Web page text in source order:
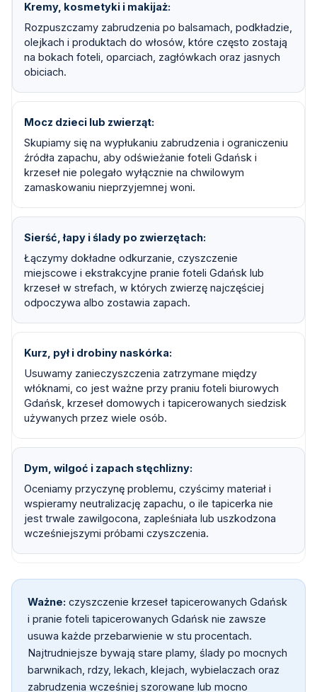
Kremy, kosmetyki i makijaż
Rozpuszczamy zabrudzenia po balsamach, podkładzie,
olejkach i produktach do włosów, które często zostają
na bokach foteli, oparciach, zagłówkach oraz jasnych
obiciach.
Mocz dzieci lub zwierząt
Skupiamy się na wypłukaniu zabrudzenia i ograniczeniu
źródła zapachu, aby odświeżanie foteli Gdańsk i
krzeseł nie polegało wyłącznie na chwilowym
zamaskowaniu nieprzyjemnej woni.
Sierść, łapy i ślady po zwierzętach
Łączymy dokładne odkurzanie, czyszczenie
miejscowe i ekstrakcyjne pranie foteli Gdańsk lub
krzeseł w strefach, w których zwierzę najczęściej
odpoczywa albo zostawia zapach.
Kurz, pył i drobiny naskórka
Usuwamy zanieczyszczenia zatrzymane między
włóknami, co jest ważne przy praniu foteli biurowych
Gdańsk, krzeseł domowych i tapicerowanych siedzisk
używanych przez wiele osób.
Dym, wilgoć i zapach stęchlizny
Oceniamy przyczynę problemu, czyścimy materiał i
wspieramy neutralizację zapachu, o ile tapicerka nie
jest trwale zawilgocona, zapleśniała lub uszkodzona
wcześniejszymi próbami czyszczenia.
Ważne: czyszczenie krzeseł tapicerowanych Gdańsk
i pranie foteli tapicerowanych Gdańsk nie zawsze
usuwa każde przebarwienie w stu procentach.
Najtrudniejsze bywają stare plamy, ślady po mocnych
barwnikach, rdzy, lekach, klejach, wybielaczach oraz
zabrudzenia wcześniej szorowane lub mocno